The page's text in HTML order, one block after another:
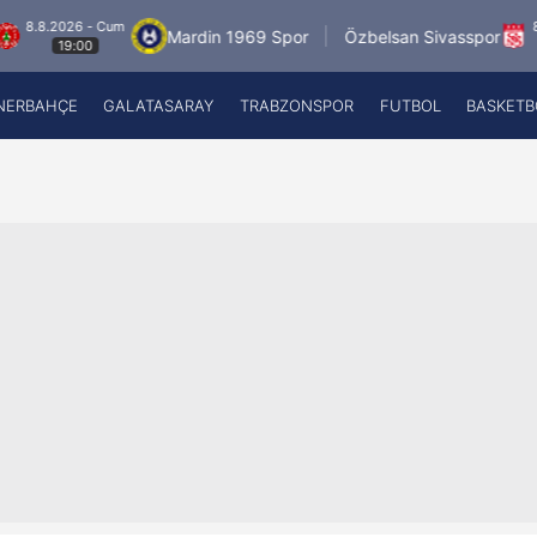
- Cum
19:00
Mardin 1969 Spor Özbelsan Sivasspor
8.8.2026
19:00
GALATASARAY TRABZONSPOR FUTBOL